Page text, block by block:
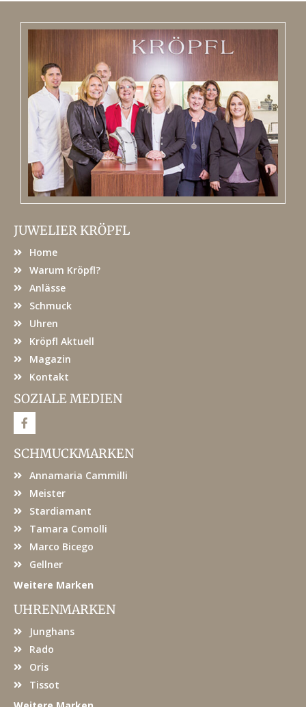
JUWELIER KRÖPFL
Home
Warum Kröpfl?
Anlässe
Schmuck
Uhren
Kröpfl Aktuell
Magazin
Kontakt
SOZIALE MEDIEN
F
a
e
b
o
SCHMUCKMARKEN
Annamaria Cammilli
Meister
Stardiamant
Tamara Comolli
Marco Bicego
Gellner
Weitere Marken
UHRENMARKEN
Junghans
Rado
Oris
Tissot